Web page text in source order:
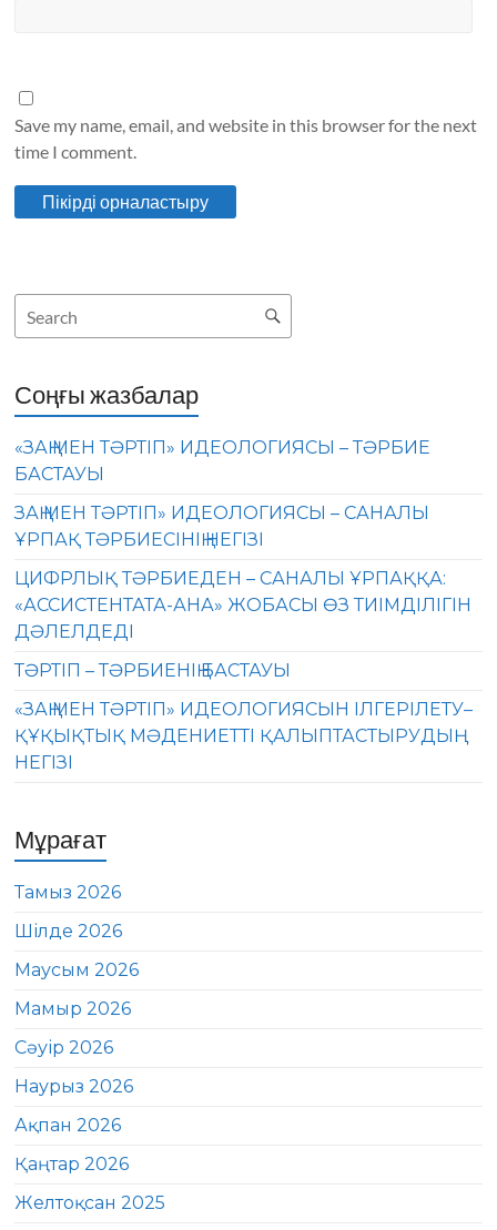
Save my name, email, and website in this browser for the next
time I comment.
Соңғы жазбалар
«ЗАҢ МЕН ТӘРТІП» ИДЕОЛОГИЯСЫ – ТӘРБИЕ
БАСТАУЫ
ЗАҢ МЕН ТӘРТІП» ИДЕОЛОГИЯСЫ – САНАЛЫ
ҰРПАҚ ТӘРБИЕСІНІҢ НЕГІЗІ
ЦИФРЛЫҚ ТӘРБИЕДЕН – САНАЛЫ ҰРПАҚҚА:
«АССИСТЕНТАТА-АНА» ЖОБАСЫ ӨЗ ТИІМДІЛІГІН
ДӘЛЕЛДЕДІ
ТӘРТІП – ТӘРБИЕНІҢ БАСТАУЫ
«ЗАҢ МЕН ТӘРТІП» ИДЕОЛОГИЯСЫН ІЛГЕРІЛЕТУ–
ҚҰҚЫҚТЫҚ МӘДЕНИЕТТІ ҚАЛЫПТАСТЫРУДЫҢ
НЕГІЗІ
Мұрағат
Тамыз 2026
Шілде 2026
Маусым 2026
Мамыр 2026
Сәуір 2026
Наурыз 2026
Ақпан 2026
Қаңтар 2026
Желтоқсан 2025